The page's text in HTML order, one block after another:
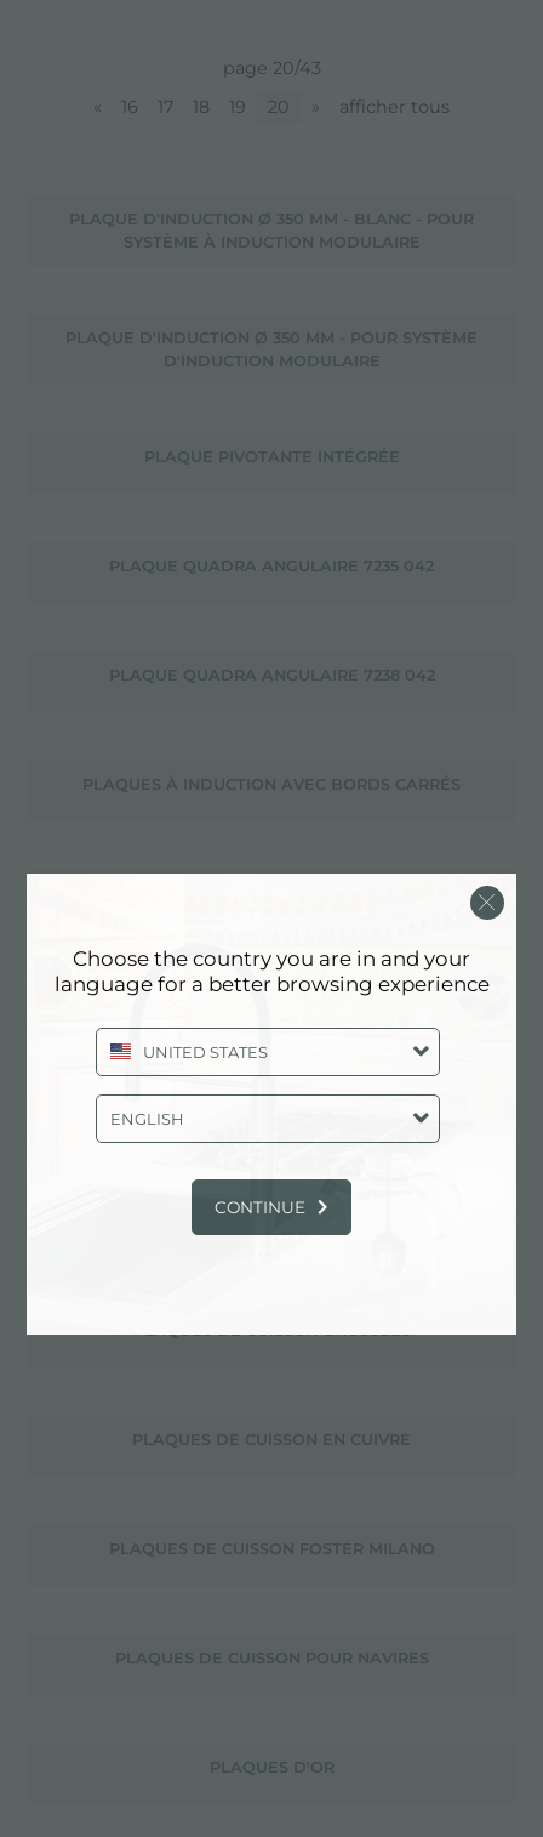
page 20/43
«
16 17 18 19 20 » afficher tous
PLAQUE D'INDUCTION Ø 350 MM - BLANC - POUR
SYSTÈME À INDUCTION MODULAIRE
PLAQUE D'INDUCTION Ø 350 MM - POUR SYSTÈME
D'INDUCTION MODULAIRE
PLAQUE PIVOTANTE INTÉGRÉE
PLAQUE QUADRA ANGULAIRE 7235 042
PLAQUE QUADRA ANGULAIRE 7238 042
PLAQUES À INDUCTION AVEC BORDS CARRÉS
PLAQUES ANTI-RAYURES
PLAQUES DE CUISSON EN CUIVRE
PLAQUES DE CUISSON FOSTER MILANO
PLAQUES DE CUISSON POUR NAVIRES
PLAQUES D'OR
Choose the country you are in and your
language for a better browsing experience
UNITED STATES
ENGLISH
CONTINUE